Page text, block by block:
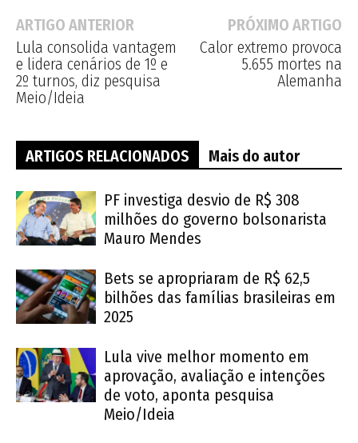
ARTIGO ANTERIOR
Lula consolida vantagem
e lidera cenários de 1º e
2º turnos, diz pesquisa
Meio/Ideia
PRÓXIMO ARTIGO
Calor extremo provoca
5.655 mortes na
Alemanha
ARTIGOS RELACIONADOS Mais do autor
PF investiga desvio de R$ 308
milhões do governo bolsonarista
Mauro Mendes
Bets se apropriaram de R$ 62,5
bilhões das famílias brasileiras em
2025
Lula vive melhor momento em
aprovação, avaliação e intenções
de voto, aponta pesquisa
Meio/Ideia